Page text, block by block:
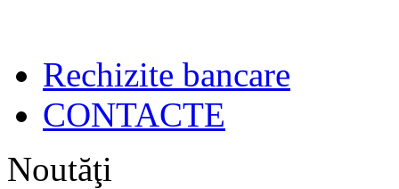
Rechizite bancare
CONTACTE
Noutăţi